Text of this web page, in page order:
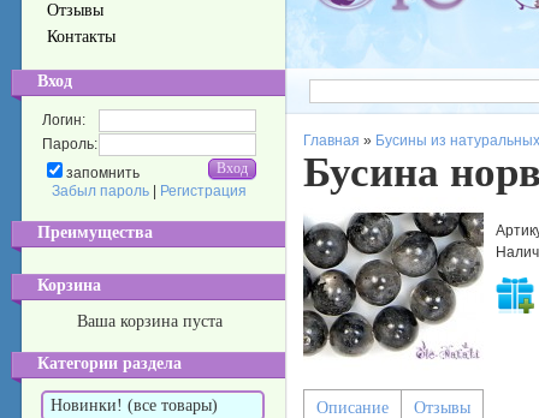
Отзывы
Контакты
Вход
Логин:
Пароль:
запомнить
Забыл пароль
Регистрация
Преимущества
Корзина
Ваша корзина пуста
Категории раздела
Новинки! (все товары)
Главная » Бусины из
Бусина
Описание Отзывы